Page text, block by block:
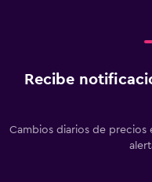
Recibe
Cambios diarios de precios